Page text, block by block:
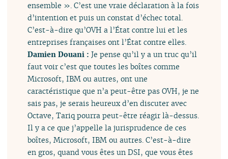
ensemble ». C’est une vraie déclaration à la fois
d’intention et puis un constat d’échec total.
C’est-à-dire qu’OVH a l’État contre lui et les
entreprises françaises ont l’État contre elles.
Damien Douani :Je pense qu’il y a un truc qu’il
faut voir c’est que toutes les boîtes comme
Microsoft, IBM ou autres, ont une
caractéristique que n’a peut-être pas OVH, je ne
sais pas, je serais heureux d’en discuter avec
Octave, Tariq pourra peut-être réagir là-dessus.
Il y a ce que j’appelle la jurisprudence de ces
boîtes, Microsoft, IBM ou autres. C’est-à-dire
en gros, quand vous êtes un DSI, que vous êtes